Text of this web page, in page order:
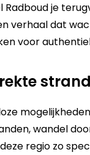
je
verhaal dat
voor
wandel
regio zo